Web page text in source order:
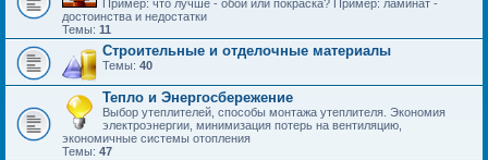
Пример: что лучше - обои или покраска? Пример: ламинат -
достоинства и недостатки
Темы: 11
Строительные и отделочные материалы
Темы: 40
Тепло и Энергосбережение
Выбор утеплителей, способы монтажа утеплителя. Экономия
электроэнергии, минимизация потерь на вентиляцию,
экономичные системы отопления
Темы: 47